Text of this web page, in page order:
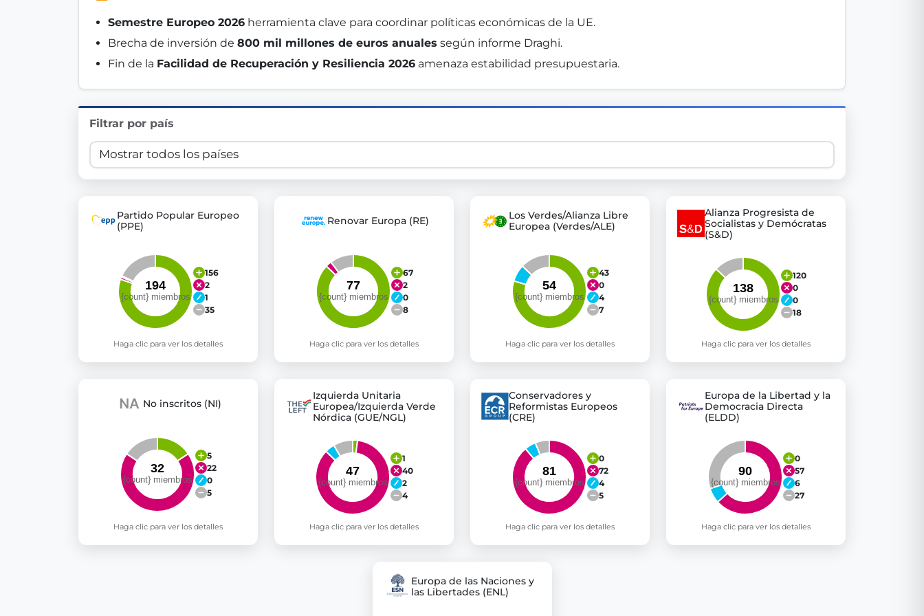
Innovation in Transparency
, one of Germany's most advanced transparency platforms, which lets citizens explore thousands of EU Parliament votes in a clear
Get Involved
Become a member:Join us to advance digital democracy and transparency in Germany and Europe.
Contribute your skills in technology, design, policy, or activism.
Support democracy:Help us strengthen accountability and bring politics closer to citizens.
Semestre Europeo 2026 herramienta clave para coordinar políticas económicas de la UE.
Brecha de inversión de 800 mil millones de euros anuales según informe Draghi.
Fin de la Facilidad de Recuperación y Resiliencia 2026 amenaza estabilidad presupuestaria.
Filtrar por país
Partido Popular Europeo
(PPE)
156
2
1
35
Haga clic para ver los detalles
Renovar Europa (RE)
67
2
0
8
Haga clic para ver los detalles
Los Verdes/Alianza Libre
Europea (Verdes/ALE)
43
0
4
7
Haga clic para ver los detalles
Alianza Progresista de
Socialistas y Demócratas
(S&D)
120
0
0
18
Haga clic para ver los detalles
No inscritos (NI)
5
22
0
5
Haga clic para ver los detalles
Izquierda Unitaria
Europea/Izquierda Verde
Nórdica (GUE/NGL)
1
40
2
4
Haga clic para ver los detalles
Conservadores y
Reformistas Europeos
(CRE)
0
72
4
5
Haga clic para ver los detalles
Europa de la Libertad y la
Democracia Directa
(ELDD)
0
57
6
27
Haga clic para ver los detalles
Europa de las Naciones y
las Libertades (ENL)